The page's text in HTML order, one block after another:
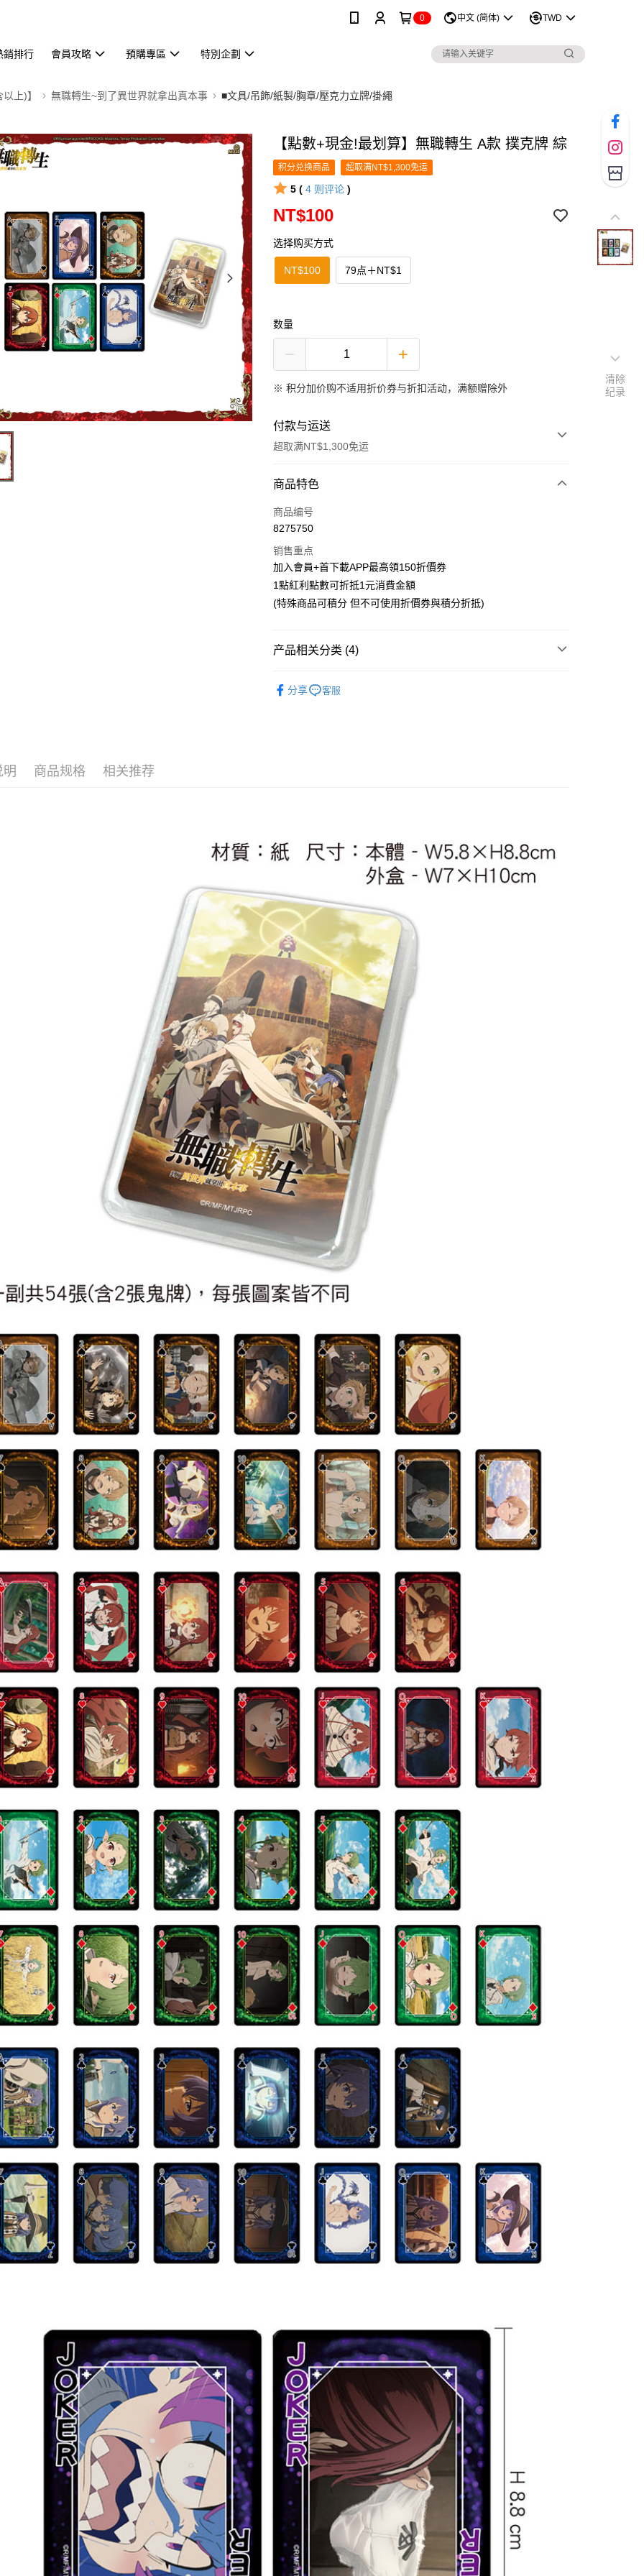
0 中文 (简体) TWD
銷排行 會員攻略 預購專區 特別企劃
上)】 無職轉生~到了異世界就拿出真本事 ■文具/吊飾/紙製/胸章/壓克力立牌/掛繩
【點數+現金!最划算】無職轉生 A款 撲克牌 綜
积分兑换商品 超取满NT$1,300免运
5 ( 4 则评论 )
NT$100
选择购买方式
NT$100 79点＋NT$1
数量
※积分加价购不适用折价券与折扣活动，满额赠除外
付款与运送
超取满NT$1,300免运
付款方式
信用卡一次付款
LINE Pay
Apple Pay
Google Pay
货到付款
(不開放使用，請勿選取）
7-11取貨付款
每笔NT$65，满NT$1,300(含以上)免运费
付款後7-11取貨
每笔NT$65，满NT$1,300(含以上)免运费
宅配-木棉花樂園專用
每笔NT$100，满NT$1,300(含以上)免运费
宅配-離島(澎湖/金門/馬祖)-木棉花樂園專用
每笔NT$220
黑貓宅配-貨到付款
每笔NT$150
商品特色
商品编号
8275750
销售重点
加入會員+首下載APP最高領150折價券
1點紅利點數可折抵1元消費金額
(特殊商品可積分 但不可使用折價券與積分折抵)
产品相关分类 (4)
職轉生~到了異世界就拿出真本事
分享 客服
明 商品规格 相关推荐
清除
纪录